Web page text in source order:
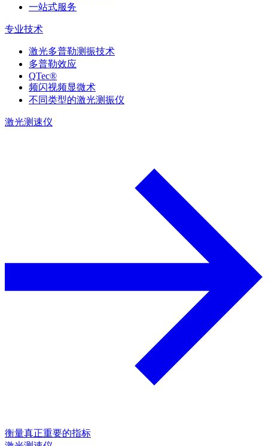
一站式服务
专业技术
激光多普勒测振技术
多普勒效应
QTec®
频闪视频显微术
不同类型的激光测振仪
激光测速仪
衡量真正重要的指标